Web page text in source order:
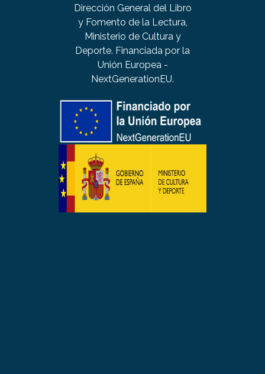
Dirección General del Libro
y Fomento de la Lectura,
Ministerio de Cultura y
Deporte. Financiada por la
Unión Europea -
NextGenerationEU.